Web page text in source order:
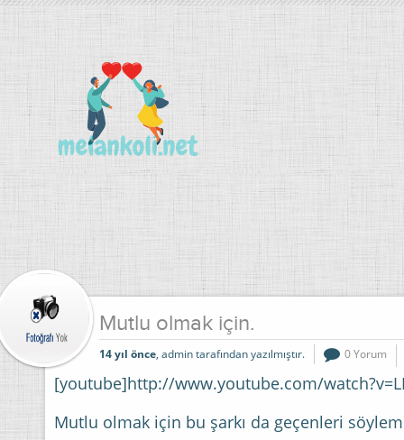
Mutlu olmak için.
14 yıl önce, admin tarafından yazılmıştır. 0 Yorum
[youtube]http://www.youtube.com/
Mutlu olmak için bu şarkı da geçenleri